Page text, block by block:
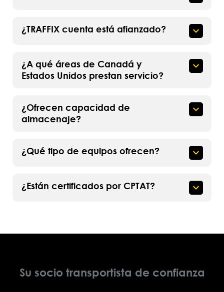
¿TRAFFIX cuenta está afianzado?
¿A qué áreas de Canadá y
Estados Unidos prestan servicio?
¿Ofrecen capacidad de
almacenaje?
¿Qué tipo de equipos ofrecen?
¿Están certificados por CPTAT?
Su socio transportista de confianza